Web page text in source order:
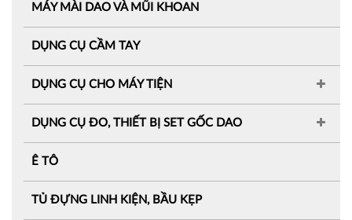
MÁY MÀI DAO VÀ MŨI KHOAN
DỤNG CỤ CẦM TAY
DỤNG CỤ CHO MÁY TIỆN
DỤNG CỤ ĐO, THIẾT BỊ SET GỐC DAO
Ê TÔ
TỦ ĐỰNG LINH KIỆN, BẦU KẸP